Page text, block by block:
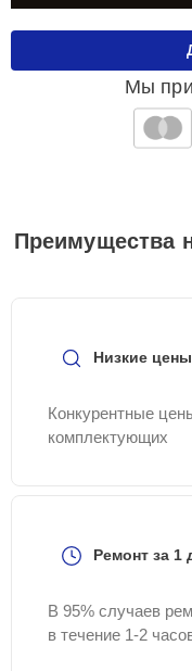
Мы
Преимущества
Низкие цены
Конкурентные
комплектующих
Ремонт за 1
В 95% случаев
в течение 1-2